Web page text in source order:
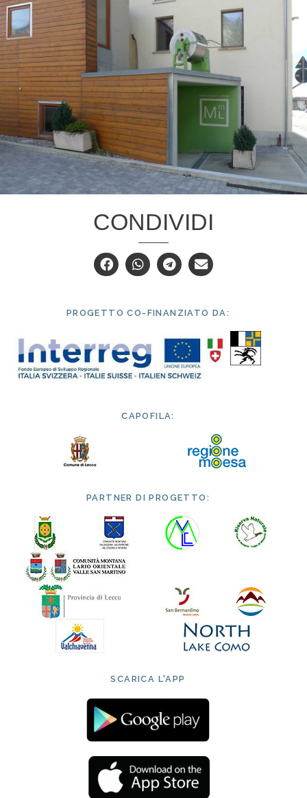
CONDIVIDI
PROGETTO CO-FINANZIATO DA:
CAPOFILA:
PARTNER DI PROGETTO:
SCARICA L'APP